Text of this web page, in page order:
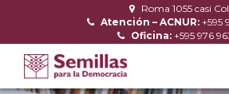
Roma 1055 casi
Atención – ACNUR: +595
Oficina: +595 976